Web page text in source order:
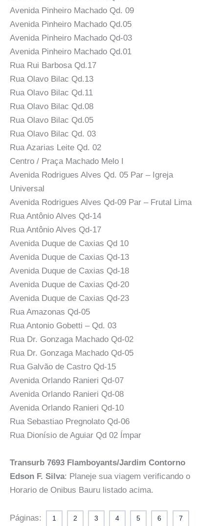
Avenida Pinheiro Machado Qd. 09
Avenida Pinheiro Machado Qd.05
Avenida Pinheiro Machado Qd-03
Avenida Pinheiro Machado Qd.01
Rua Rui Barbosa Qd.17
Rua Olavo Bilac Qd.13
Rua Olavo Bilac Qd.11
Rua Olavo Bilac Qd.08
Rua Olavo Bilac Qd.05
Rua Olavo Bilac Qd. 03
Rua Azarias Leite Qd. 02
Centro / Praça Machado Melo I
Avenida Rodrigues Alves Qd. 05 Par – Igreja
Universal
Avenida Rodrigues Alves Qd-09 Par – Frutal Lima
Rua Antônio Alves Qd-14
Rua Antônio Alves Qd-17
Avenida Duque de Caxias Qd 10
Avenida Duque de Caxias Qd-13
Avenida Duque de Caxias Qd-18
Avenida Duque de Caxias Qd-20
Avenida Duque de Caxias Qd-23
Rua Amazonas Qd-05
Rua Antonio Gobetti – Qd. 03
Rua Dr. Gonzaga Machado Qd-02
Rua Dr. Gonzaga Machado Qd-05
Rua Galvão de Castro Qd-15
Avenida Orlando Ranieri Qd-07
Avenida Orlando Ranieri Qd-08
Avenida Orlando Ranieri Qd-10
Rua Sebastiao Pregnolato Qd-06
Rua Dionísio de Aguiar Qd 02 Ímpar
Transurb 7693 Flamboyants/Jardim Contorno
Edson F. Silva: Planeje sua viagem verificando o
Horario de Onibus Bauru listado acima.
Páginas: 1 2 3 4 5 6 7